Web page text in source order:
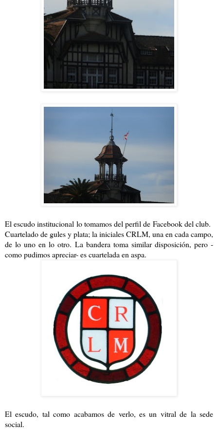
El escudo institucional lo tomamos del perfil de Facebook del club.
Cuartelado de gules y plata; la iniciales CRLM, una en cada campo,
de lo uno en lo otro. La bandera toma similar disposición, pero -
como pudimos apreciar- es cuartelada en aspa.
El escudo, tal como acabamos de verlo, es un vitral de la sede
social.